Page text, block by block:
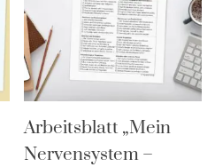
Arbeitsblatt „Mein
Nervensystem –